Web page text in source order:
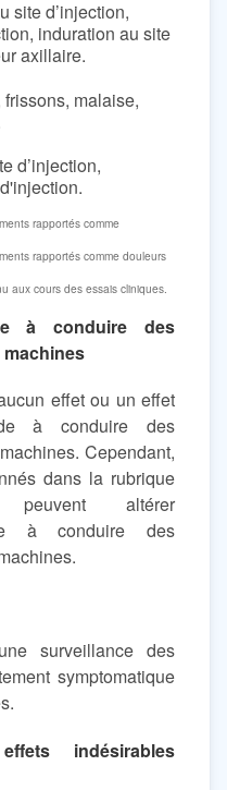
site d’injection,
induration au site
axillaire.
malaise,
d’injection,
rapportés comme
rapportés comme douleurs
aux cours des essais cliniques.
à conduire des
effet ou un effet
à conduire des
Cependant,
dans la rubrique
peuvent altérer
à conduire des
surveillance des
symptomatique
indésirables